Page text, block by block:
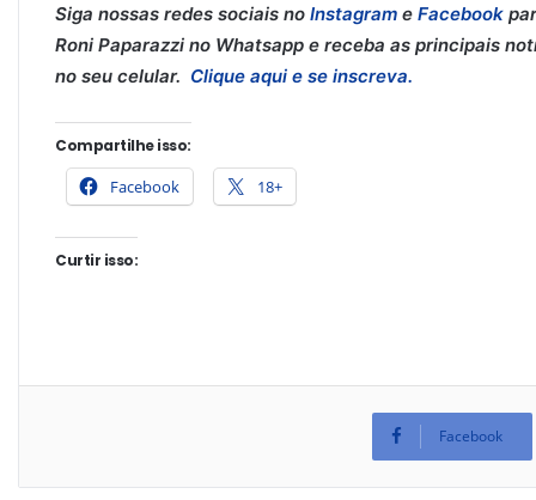
Siga nossas redes sociais no Instagram e Facebook
Roni Paparazzi no Whatsapp e receba as principais
no seu celular. Clique aqui e se inscreva.
Compartilhe isso:
Facebook 18+
Curtir isso:
Facebook